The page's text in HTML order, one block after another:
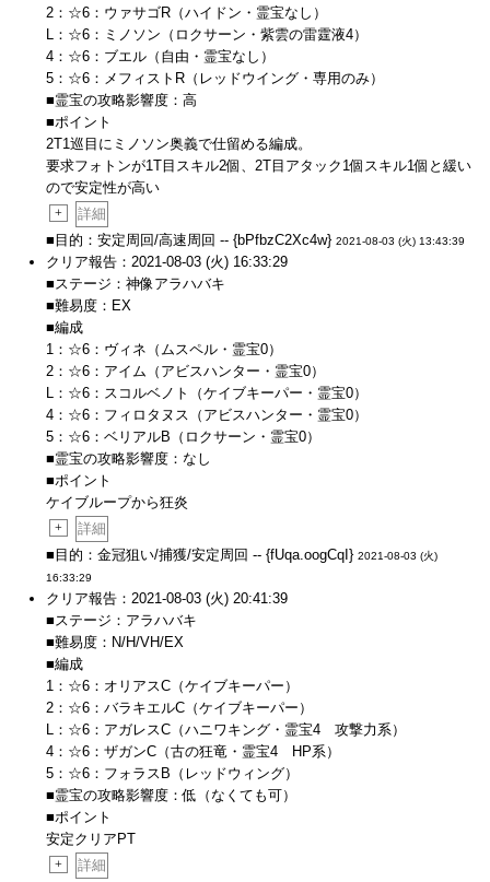
2：☆6：ウァサゴR（ハイドン・霊宝なし）
L：☆6：ミノソン（ロクサーン・紫雲の雷霆液4）
4：☆6：ブエル（自由・霊宝なし）
5：☆6：メフィストR（レッドウイング・専用のみ）
■霊宝の攻略影響度：高
■ポイント
2T1巡目にミノソン奥義で仕留める編成。
要求フォトンが1T目スキル2個、2T目アタック1個スキル1個と緩い
ので安定性が高い
+
詳細
■目的：安定周回/高速周回 -- {bPfbzC2Xc4w} 2021-08-03 (火) 13:43:39
クリア報告：2021-08-03 (火) 16:33:29
■ステージ：神像アラハバキ
■難易度：EX
■編成
1：☆6：ヴィネ（ムスペル・霊宝0）
2：☆6：アイム（アビスハンター・霊宝0）
L：☆6：スコルベノト（ケイブキーパー・霊宝0）
4：☆6：フィロタヌス（アビスハンター・霊宝0）
5：☆6：ベリアルB（ロクサーン・霊宝0）
■霊宝の攻略影響度：なし
■ポイント
ケイブループから狂炎
+
詳細
■目的：金冠狙い/捕獲/安定周回 -- {fUqa.oogCqI} 2021-08-03 (火)
16:33:29
クリア報告：2021-08-03 (火) 20:41:39
■ステージ：アラハバキ
■難易度：N/H/VH/EX
■編成
1：☆6：オリアスC（ケイブキーパー）
2：☆6：バラキエルC（ケイブキーパー）
L：☆6：アガレスC（ハニワキング・霊宝4 攻撃力系）
4：☆6：ザガンC（古の狂竜・霊宝4 HP系）
5：☆6：フォラスB（レッドウィング）
■霊宝の攻略影響度：低（なくても可）
■ポイント
安定クリアPT
+
詳細